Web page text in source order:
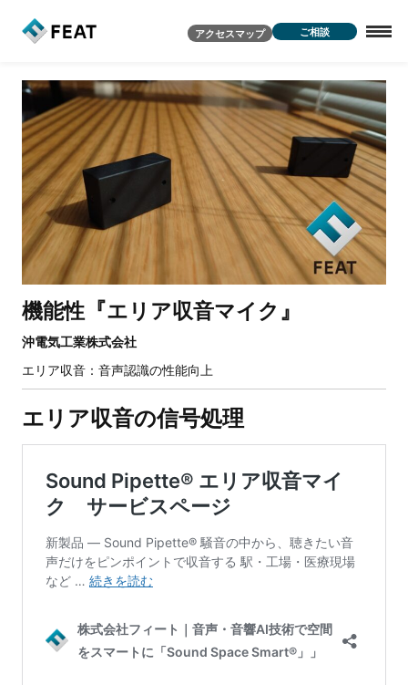
アクセスマップ ご相談
機能性 『エリ ア収音マイク』
沖電気工業株式会社
エリア収音：音声認識の性能向上
エリア収音の信号処理